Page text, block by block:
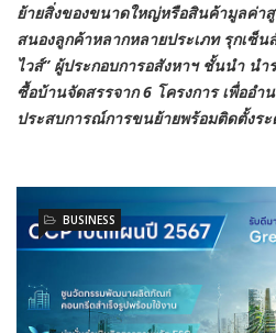
ย้ายสิ่งของขนาดใหญ่หรือสินค้ามูลค่า
สนองลูกค้าหลากหลายประเภท รุกเซ็
ไวส์” ผู้ประกอบการอสังหาฯ ชั้นนำ น
ซื้อบ้านจัดสรรจาก 6 โครงการ เพื่ออำ
ประสบการณ์การขนย้ายพร้อมติดตั้งร
BUSINESS